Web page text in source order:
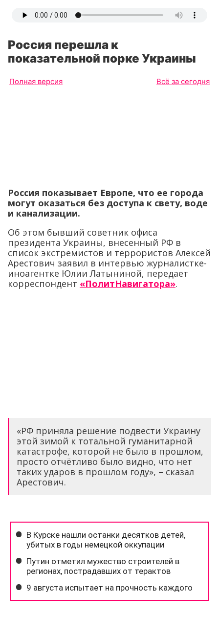
Россия перешла к
показательной порке Украины
Полная версия Всё за сегодня
Россия показывает Европе, что ее города
могут оказаться без доступа к свету, воде
и канализации.
Об этом бывший советник офиса
президента Украины, внесенный РФ в
список экстремистов и террористов Алексей
Арестович заявил в интервью журналистке-
иноагентке Юлии Латыниной, передает
корреспондент «ПолитНавигатора».
«РФ приняла решение подвести Украину
этой зимой к тотальной гуманитарной
катастрофе, которой не было в прошлом,
просто отчётливо было видно, что нет
таких ударов в прошлом году», – сказал
Арестович.